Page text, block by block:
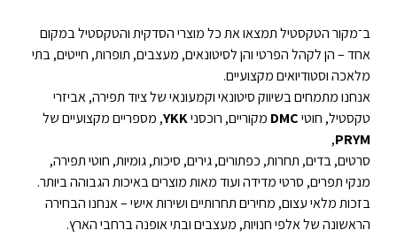
ב־מקור הטקסטיל תמצאו את כל מוצרי הסדקית והטקסטיל במקום
אחד – הן לקהל הפרטי והן לסיטונאים, מעצבים, תופרות, חייטים, בתי
מלאכה וסטודיואים מקצועיים.
אנחנו מתמחים בשיווק סיטונאי וקמעונאי של ציוד תפירה, אביזרי
טקסטיל, חוטיDMC מקוריים, רוכסניYKK, מספריים מקצועיים של
PRYM
,
סרטים, בדים, תחרות, כפתורים, גירים, סיכות, גומיות, חוטי תפירה,
מנקי תפרים, סרטי מדידה ועוד מאות מוצרים באיכות הגבוהה ביותר.
בזכות מלאי עצום, מחירים תחרותיים ושירות אישי – אנחנו הבחירה
הראשונה של אלפי חנויות, מעצבים ובתי אופנה ברחבי הארץ.